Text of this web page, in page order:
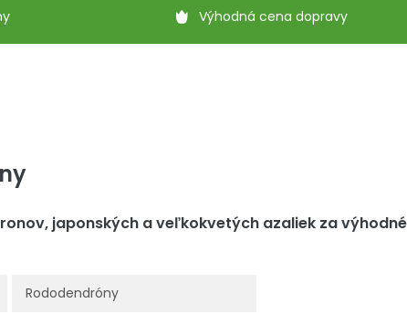
Výhodná cena dopravy
japonských a veľkokvetých azaliek za
Rododendróny